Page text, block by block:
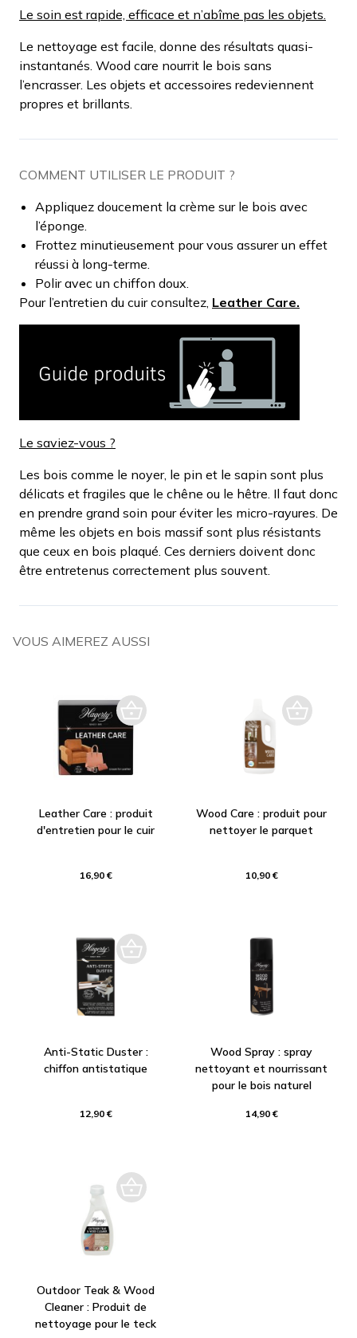
Le soin est rapide, efficace et n’abîme pas les objets.
Le nettoyage est facile, donne des résultats quasi-
instantanés. Wood care nourrit le bois sans
l’encrasser. Les objets et accessoires redeviennent
propres et brillants.
COMMENT UTILISER LE PRODUIT ?
Appliquez doucement la crème sur le bois avec
l’éponge.
Frottez minutieusement pour vous assurer un effet
réussi à long-terme.
Polir avec un chiffon doux.
Pour l’entretien du cuir consultez, Leather Care.
Le saviez-vous ?
Les bois comme le noyer, le pin et le sapin sont plus
délicats et fragiles que le chêne ou le hêtre. Il faut donc
en prendre grand soin pour éviter les micro-rayures. De
même les objets en bois massif sont plus résistants
que ceux en bois plaqué. Ces derniers doivent donc
être entretenus correctement plus souvent.
VOUS AIMEREZ AUSSI
Leather Care : produit
d'entretien pour le cuir
16,90 €
Wood Care : produit pour
nettoyer le parquet
10,90 €
Anti-Static Duster :
chiffon antistatique
12,90 €
Wood Spray : spray
nettoyant et nourrissant
pour le bois naturel
14,90 €
Outdoor Teak & Wood
Cleaner : Produit de
nettoyage pour le teck